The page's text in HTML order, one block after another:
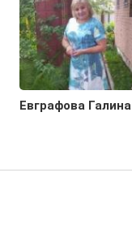
Евграфова Галина